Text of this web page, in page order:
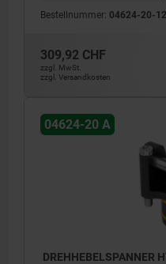
2) Hub (siehe 04624-30)
4) Einbaukontur
5) Kanten gerundet
6) lösen
8) spannen
Bestellnummer: 04624-20-
309,92 CHF
zzgl. MwSt.
zzgl. Versandkosten
04624-20 A
DREHHEBELSPANNER